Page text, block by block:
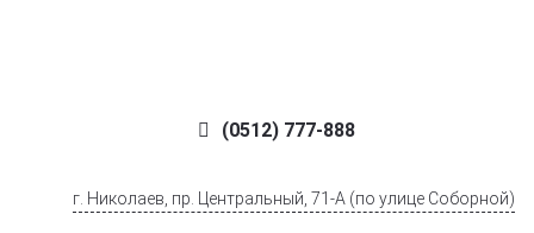
(0512) 777-888
г. Николаев, пр. Центральный, 71-А (по улице Соборной)